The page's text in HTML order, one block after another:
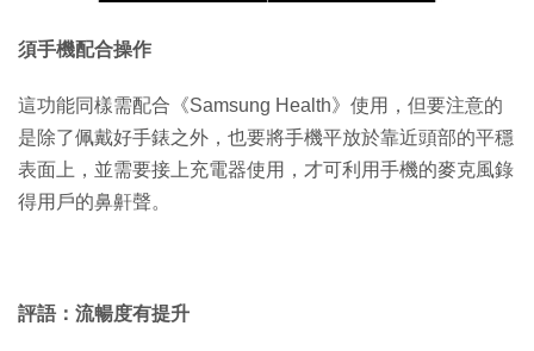
須手機配合操作
這功能同樣需配合《Samsung Health》使用，但要注意的
是除了佩戴好手錶之外，也要將手機平放於靠近頭部的平穩
表面上，並需要接上充電器使用，才可利用手機的麥克風錄
得用戶的鼻鼾聲。
評語：流暢度有提升